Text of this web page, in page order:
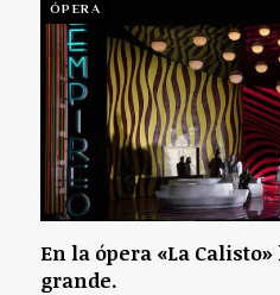
ÓPERA
En la ópera «La
grande.